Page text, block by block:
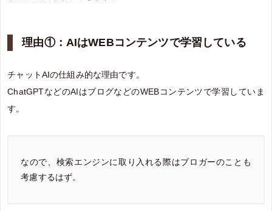
理由①：AIはWEBコンテンツで学習している
チャットAIの仕組み的な理由です。
ChatGPTなどのAIはブログなどのWEBコンテンツで学習していま
す。
なので、検索エンジンに取り入れる際はブロガーのことも
考慮するはず。